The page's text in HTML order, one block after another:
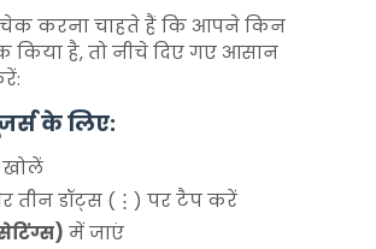
करना चाहते हैं कि आपने किन
किया है, तो नीचे दिए गए आसान
के लिए:
खोलें
तीन डॉट्स (⋮) पर टैप करें
में जाएं